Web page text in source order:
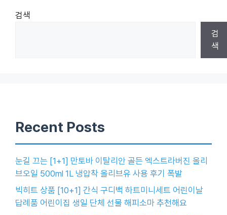
검색
검
색
Recent Posts
눈길 끄는 [1+1] 만토바 이탈리안 골든 엑스트라버진 올리
브오일 500ml 1L 냉압착 올리브유 사용 후기 폭발
빅히트 상품 [10+1] 간식 구디백 하트미니세트 어린이날
답례품 어린이집 생일 단체 선물 해피소마 추천해요